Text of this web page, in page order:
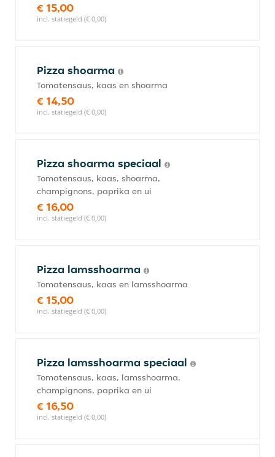
€ 15,00
incl. statiegeld (€ 0,00)
Pizza shoarma
Tomatensaus, kaas en shoarma
€ 14,50
incl. statiegeld (€ 0,00)
Pizza shoarma speciaal
Tomatensaus, kaas, shoarma,
champignons, paprika en ui
€ 16,00
incl. statiegeld (€ 0,00)
Pizza lamsshoarma
Tomatensaus, kaas en lamsshoarma
€ 15,00
incl. statiegeld (€ 0,00)
Pizza lamsshoarma speciaal
Tomatensaus, kaas, lamsshoarma,
champignons, paprika en ui
€ 16,50
incl. statiegeld (€ 0,00)